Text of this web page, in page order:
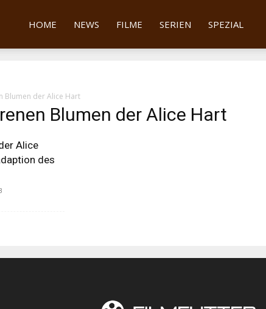
Filmfutter
HOME NEWS FILME SERIEN SPEZIAL
Blumen der Alice Hart
Blumen der Alice Hart
Alice
des